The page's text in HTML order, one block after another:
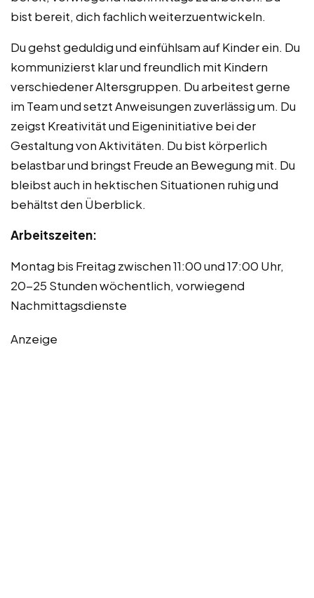
bist bereit, dich fachlich weiterzuentwickeln.
Du gehst geduldig und einfühlsam auf Kinder ein. Du
kommunizierst klar und freundlich mit Kindern
verschiedener Altersgruppen. Du arbeitest gerne
im Team und setzt Anweisungen zuverlässig um. Du
zeigst Kreativität und Eigeninitiative bei der
Gestaltung von Aktivitäten. Du bist körperlich
belastbar und bringst Freude an Bewegung mit. Du
bleibst auch in hektischen Situationen ruhig und
behältst den Überblick.
Arbeitszeiten:
Montag bis Freitag zwischen 11:00 und 17:00 Uhr,
20-25 Stunden wöchentlich, vorwiegend
Nachmittagsdienste
Anzeige